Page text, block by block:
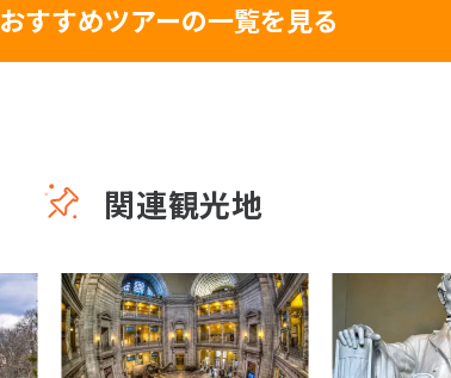
おすすめツアーの一覧を見る
関連観光地